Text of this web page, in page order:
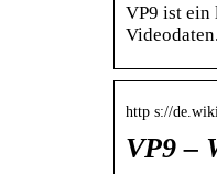
VP9 ist ein
http s://
VP9 –